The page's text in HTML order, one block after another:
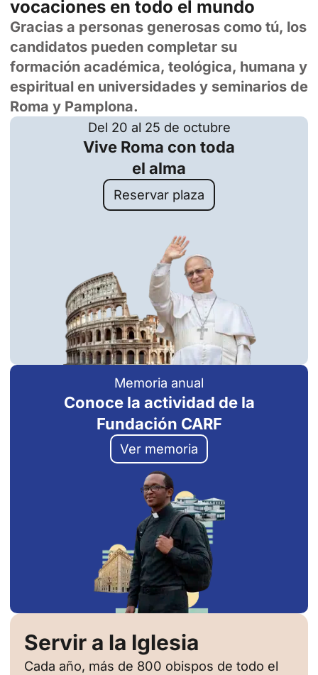
vocaciones en todo el mundo
Gracias a personas generosas como tú, los
candidatos pueden completar su
formación académica, teológica, humana y
espiritual en universidades y seminarios de
Roma y Pamplona.
Del 20 al 25 de octubre
Vive Roma con toda
el alma
Reservar plaza
Memoria anual
Conoce la actividad de la
Fundación CARF
Ver memoria
Servir a la Iglesia
Cada año, más de 800 obispos de todo el